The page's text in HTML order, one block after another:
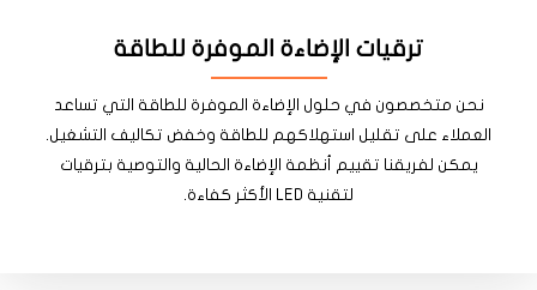
ترقيات الإضاءة الموفرة للطاقة
نحن متخصصون في حلول الإضاءة الموفرة للطاقة التي تساعد
العملاء على تقليل استهلاكهم للطاقة وخفض تكاليف التشغيل.
يمكن لفريقنا تقييم أنظمة الإضاءة الحالية والتوصية بترقيات
لتقنية LED الأكثر كفاءة.